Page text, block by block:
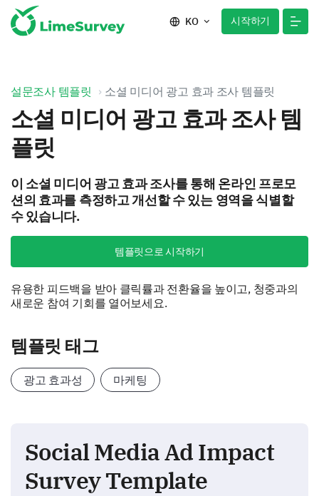
KO 시작하기
설문조사 템플릿 소셜 미디어 광고 효과 조사 템플릿
소셜 미디어 광고 효과 조사 템
플릿
이 소셜 미디어 광고 효과 조사를 통해 온라인 프로모
션의 효과를 측정하고 개선할 수 있는 영역을 식별할
수 있습니다.
템플릿으로 시작하기
유용한 피드백을 받아 클릭률과 전환율을 높이고, 청중과의
새로운 참여 기회를 열어보세요.
템플릿 태그
광고 효과성 마케팅
Social Media Ad Impact
Survey Template